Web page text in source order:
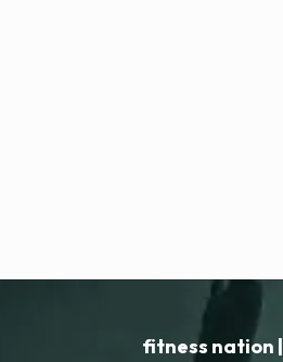
fitness nation |